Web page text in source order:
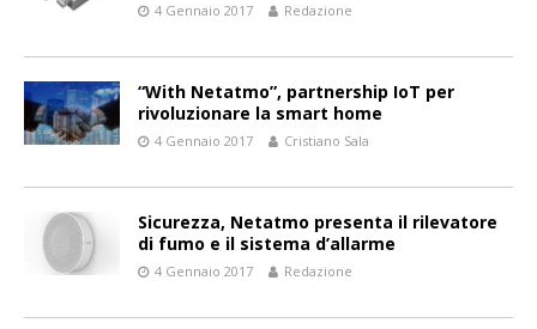
4 Gennaio 2017 Redazione
“With Netatmo”, partnership IoT per
rivoluzionare la smart home
4 Gennaio 2017 Cristiano Sala
Sicurezza, Netatmo presenta il rilevatore
di fumo e il sistema d’allarme
4 Gennaio 2017 Redazione